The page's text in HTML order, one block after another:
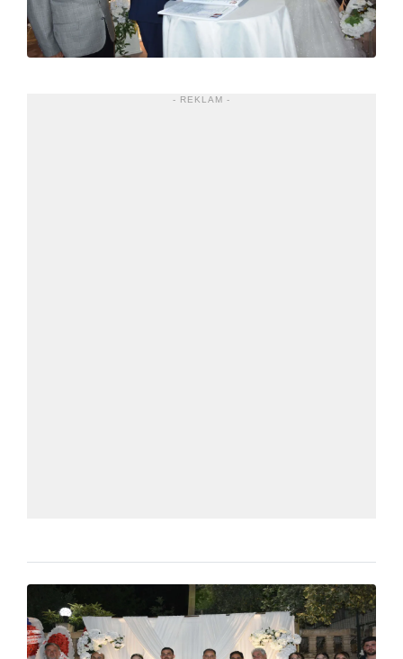
- REKLAM -